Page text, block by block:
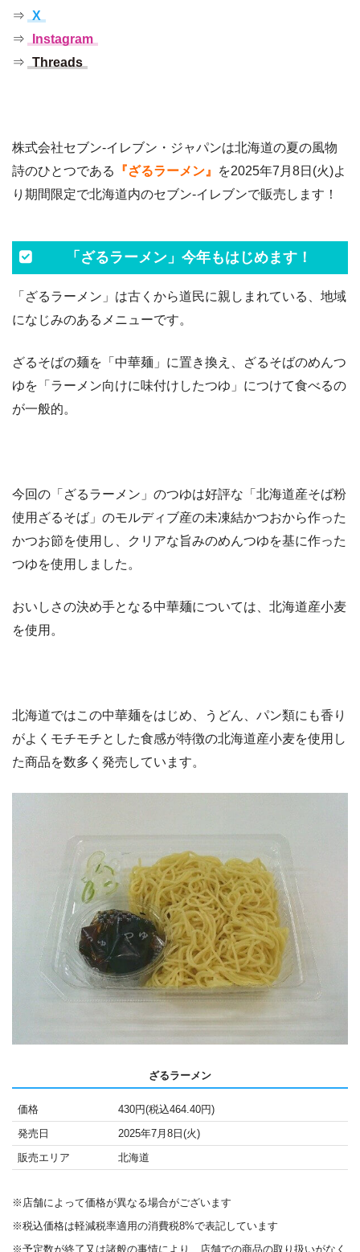
⇒ X
⇒
Instagram
⇒ Threads
株式会社セブン‐イレブン・ジャパンは北海道の夏の風物
詩のひとつである
『ざるラーメン』
を2025年7月8日(火)よ
り期間限定で北海道内のセブン‐イレブンで販売します！
「ざるラーメン」今年もはじめます！
「ざるラーメン」は古くから道民に親しまれている、地域
になじみのあるメニューです。
ざるそばの麺を「中華麺」に置き換え、ざるそばのめんつ
ゆを「ラーメン向けに味付けしたつゆ」につけて食べるの
が一般的。
今回の「ざるラーメン」のつゆは好評な「北海道産そば粉
使用ざるそば」のモルディブ産の未凍結かつおから作った
かつお節を使用し、クリアな旨みのめんつゆを基に作った
つゆを使用しました。
おいしさの決め手となる中華麺については、北海道産小麦
を使用。
北海道ではこの中華麺をはじめ、うどん、パン類にも香り
がよくモチモチとした食感が特徴の北海道産小麦を使用し
た商品を数多く発売しています。
ざるラーメン
価格
430円(税込464.40円)
発売日
2025年7月8日(火)
販売エリア
北海道
※店舗によって価格が異なる場合がございます
※税込価格は軽減税率適用の消費税8%で表記しています
※予定数が終了又は諸般の事情により、店舗での商品の取り扱いがなく